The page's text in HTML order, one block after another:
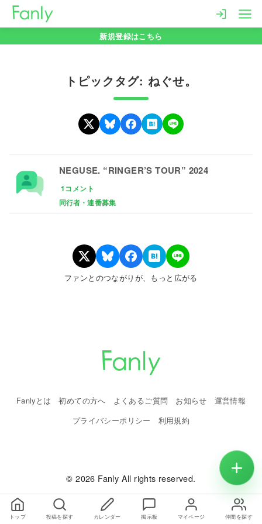
新規登録はこちら
トピックタグ: ねぐせ。
NEGUSE. “RINGER’S TOUR” 2024
1コメント
同行者・連番募集
ファンとのつながりが、もっと広がる
Fanlyとは 初めての方へ よくあるご質問 お知らせ
運営情報
プライバシーポリシー
利用規約
© 2026 Fanly All rights reserved.
トップ 投稿を探す カレンダー 掲示板 マイページ 仲間を探す